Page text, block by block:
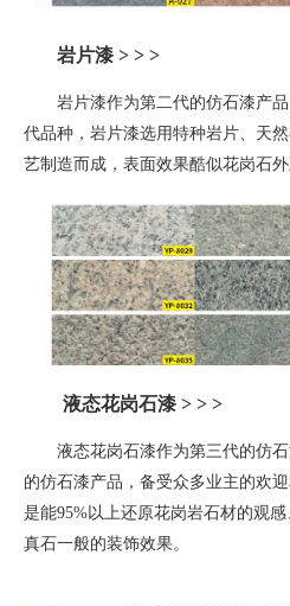
岩片漆 > > >
岩片漆作为第二代的仿石漆产
代品种 ， 岩片漆选用特种岩片、天
艺制造而成，表面效果酷似花岗石
液态花岗石漆 > > >
液态花岗石漆作为第三代的仿
的仿石漆产品，备受众多业主的欢
是能95%以上还原花岗岩石材的观
真石一般的装饰效果。